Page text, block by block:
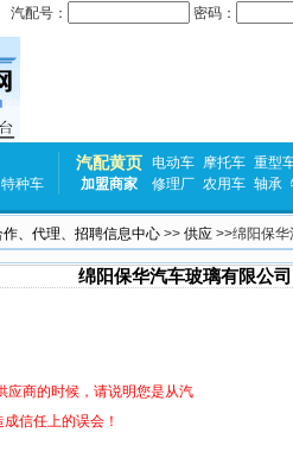
汽配号： 密码：
特种车
汽配黄页 电动车 摩托车 重型
加盟商家
修理厂 农用车 轴承
作、代理、招聘信息中心 >> 供应 >>绵阳保
绵阳保华汽车玻璃有限公司
应商的时候，请说明您是从汽
信任上的误会！